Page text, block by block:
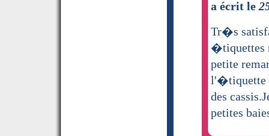
a écrit le
Tr�s
�tiquettes
petite
l'�tiquette
des
petites